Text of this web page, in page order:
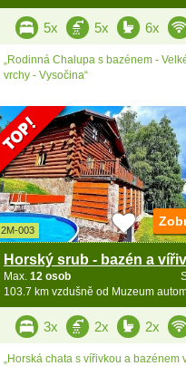
5x 5x 6x
„Rodinná Chalupa s bazénem -
vrchy - Vysočina“
2M-003
Max. 12 osob
3x 2x 2x
„Horská chata s vířivkou a bazénem